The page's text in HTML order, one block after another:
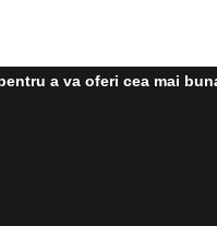
a va oferi cea mai